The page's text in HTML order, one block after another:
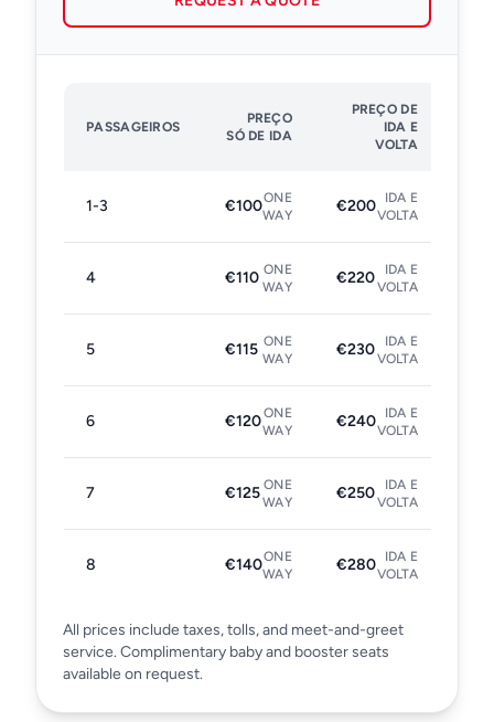
PASSAGEIROS
PREÇO
SÓ DE IDA
PREÇO DE
IDA E
VOLTA
1-3 €100ONE
WAY
€200
IDA E
VOLTA
4 €110 ONE
WAY
€220
IDA E
VOLTA
5 €115 ONE
WAY
€230
IDA E
VOLTA
6 €120ONE
WAY
€240
IDA E
VOLTA
7 €125 ONE
WAY
€250
IDA E
VOLTA
8 €140ONE
WAY
€280
IDA E
VOLTA
All prices include taxes, tolls, and meet-and-greet
service. Complimentary baby and booster seats
available on request.